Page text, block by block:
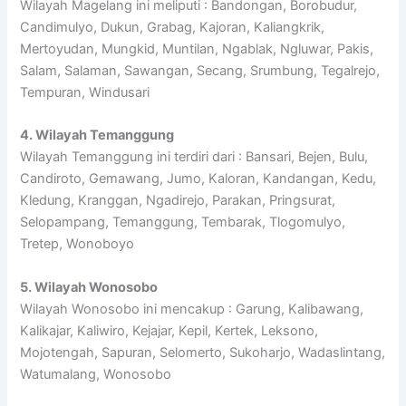
Wilayah Magelang ini meliputi : Bandongan, Borobudur,
Candimulyo, Dukun, Grabag, Kajoran, Kaliangkrik,
Mertoyudan, Mungkid, Muntilan, Ngablak, Ngluwar, Pakis,
Salam, Salaman, Sawangan, Secang, Srumbung, Tegalrejo,
Tempuran, Windusari
4. Wilayah Temanggung
Wilayah Temanggung ini terdiri dari : Bansari, Bejen, Bulu,
Candiroto, Gemawang, Jumo, Kaloran, Kandangan, Kedu,
Kledung, Kranggan, Ngadirejo, Parakan, Pringsurat,
Selopampang, Temanggung, Tembarak, Tlogomulyo,
Tretep, Wonoboyo
5. Wilayah Wonosobo
Wilayah Wonosobo ini mencakup : Garung, Kalibawang,
Kalikajar, Kaliwiro, Kejajar, Kepil, Kertek, Leksono,
Mojotengah, Sapuran, Selomerto, Sukoharjo, Wadaslintang,
Watumalang, Wonosobo